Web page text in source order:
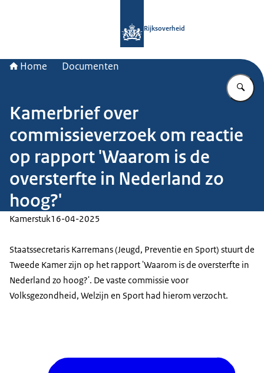
Rijksoverheid
Home Documenten
Kamerbrief over
commissieverzoek om reactie
op rapport 'Waarom is de
oversterfte in Nederland zo
hoog?'
Kamerstuk16-04-2025
Staatssecretaris Karremans (Jeugd, Preventie en Sport) stuurt de
Tweede Kamer zijn op het rapport 'Waarom is de oversterfte in
Nederland zo hoog?'. De vaste commissie voor
Volksgezondheid, Welzijn en Sport had hierom verzocht.